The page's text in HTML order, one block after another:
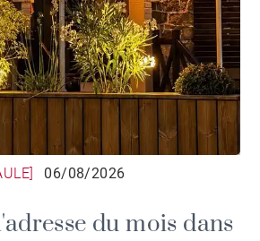
06/08/2026
du mois dans